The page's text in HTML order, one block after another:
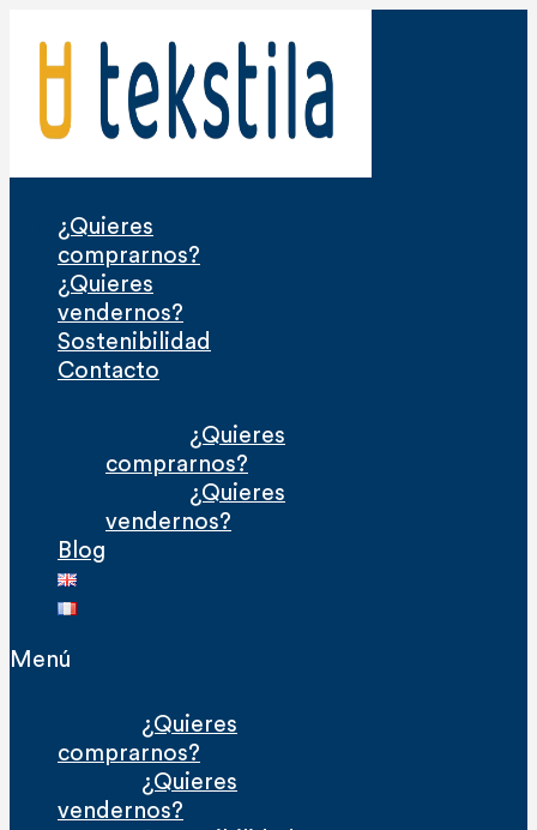
contenido
¿Quieres
comprarnos?
¿Quieres
vendernos?
Sostenibilidad
Contacto
¿Quieres
comprarnos?
¿Quieres
vendernos?
Blog
Menú
¿Quieres
comprarnos?
¿Quieres
vendernos?